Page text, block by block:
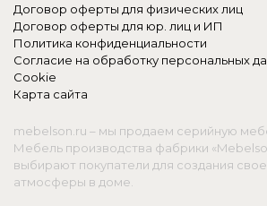
Договор оферты для физических лиц
Договор оферты для юр. лиц и ИП
Политика конфиденциальности
Согласие на обработку персональных
Cookie
Карта сайта
mebelson.ru – мы продаем серийную
Мебель производства фабрики
выбирают покупатели для создания
атмосферы в доме.